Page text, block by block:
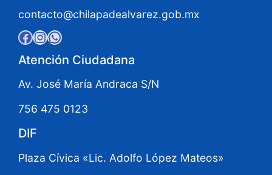
contacto@chilapadealvarez.gob.mx
Facebook InstagramWhatsApp
Atención Ciudadana
Av. José María Andraca S/N
756 475 0123
DIF
Plaza Cívica «Lic. Adolfo López Mateos»